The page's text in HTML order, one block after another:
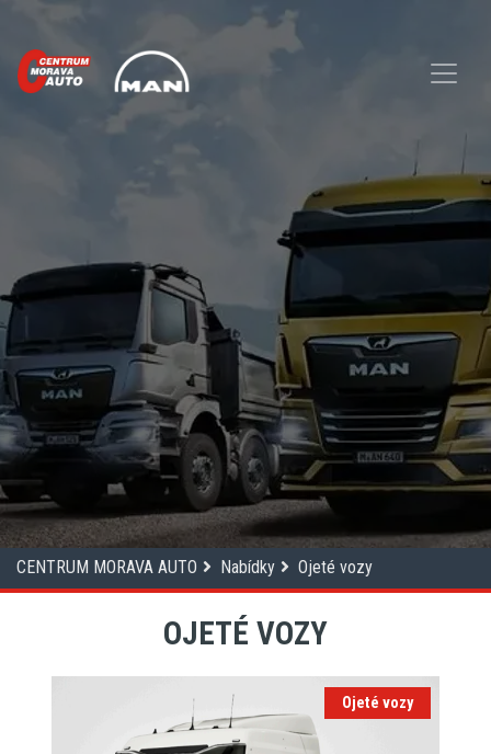
CENTRUM MORAVA AUTO Nabídky Ojeté vozy
OJETÉ VOZY
Ojeté vozy